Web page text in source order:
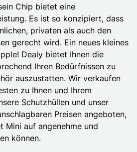
Chip bietet eine
Es ist so konzipiert, dass
privaten als auch den
gerecht wird. Ein neues kleines
Dealy bietet Ihnen die
Ihren Bedürfnissen zu
auszustatten. Wir verkaufen
zu Ihnen und Ihrem
Schutzhüllen und unser
Preisen angeboten,
Mini auf angenehme und
können.